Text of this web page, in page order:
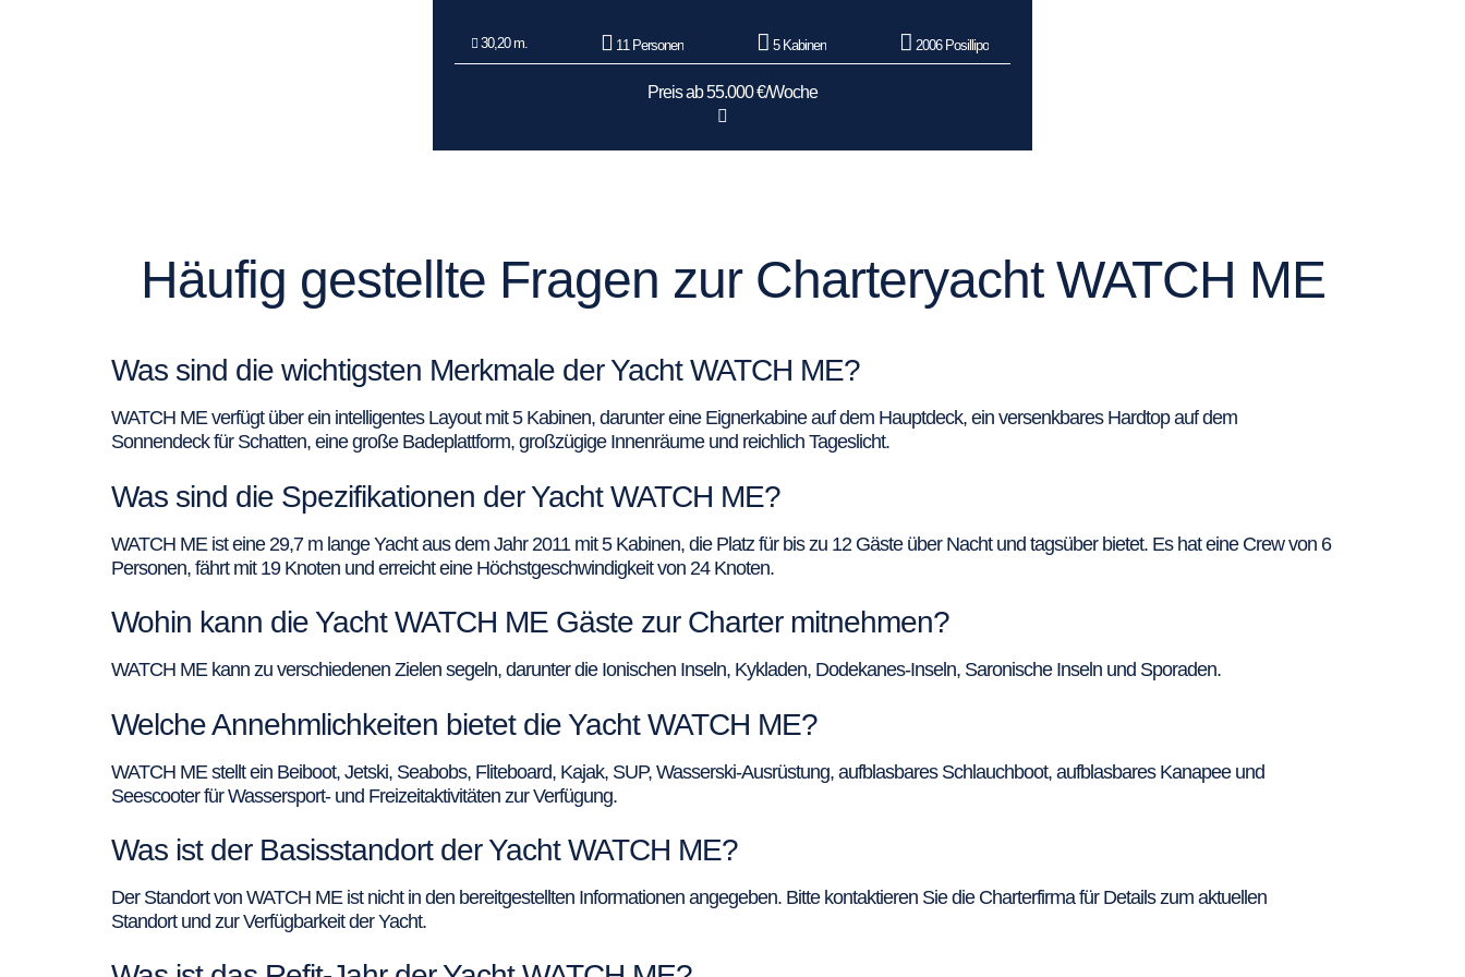
30,20 m. 11 Personen 5 Kabinen 2006 Posillipo
Preis ab 55.000 €/Woche
Häufig gestellte Fragen zur Charteryacht WATCH ME
Was sind die wichtigsten Merkmale der Yacht WATCH ME?
WATCH ME verfügt über ein intelligentes Layout mit 5 Kabinen, darunter eine Eignerkabine auf dem Hauptdeck, ein versenkbares Hardtop auf dem
Sonnendeck für Schatten, eine große Badeplattform, großzügige Innenräume und reichlich Tageslicht.
Was sind die Spezifikationen der Yacht WATCH ME?
WATCH ME ist eine 29,7 m lange Yacht aus dem Jahr 2011 mit 5 Kabinen, die Platz für bis zu 12 Gäste über Nacht und tagsüber bietet. Es hat eine Crew von 6
Personen, fährt mit 19 Knoten und erreicht eine Höchstgeschwindigkeit von 24 Knoten.
Wohin kann die Yacht WATCH ME Gäste zur Charter mitnehmen?
WATCH ME kann zu verschiedenen Zielen segeln, darunter die Ionischen Inseln, Kykladen, Dodekanes-Inseln, Saronische Inseln und Sporaden.
Welche Annehmlichkeiten bietet die Yacht WATCH ME?
WATCH ME stellt ein Beiboot, Jetski, Seabobs, Fliteboard, Kajak, SUP, Wasserski-Ausrüstung, aufblasbares Schlauchboot, aufblasbares Kanapee und
Seescooter für Wassersport- und Freizeitaktivitäten zur Verfügung.
Was ist der Basisstandort der Yacht WATCH ME?
Der Standort von WATCH ME ist nicht in den bereitgestellten Informationen angegeben. Bitte kontaktieren Sie die Charterfirma für Details zum aktuellen
Standort und zur Verfügbarkeit der Yacht.